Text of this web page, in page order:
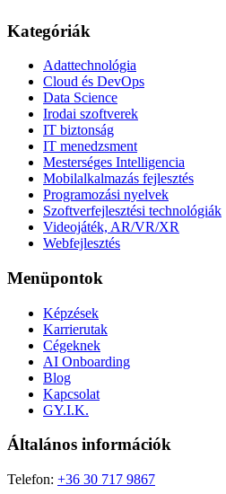
Kategóriák
Adattechnológia
Cloud és DevOps
Data Science
Irodai szoftverek
IT biztonság
IT menedzsment
Mesterséges Intelligencia
Mobilalkalmazás fejlesztés
Programozási nyelvek
Szoftverfejlesztési technológiák
Videojáték, AR/VR/XR
Webfejlesztés
Menüpontok
Képzések
Karrierutak
Cégeknek
AI Onboarding
Blog
Kapcsolat
GY.I.K.
Általános információk
Telefon: +36 30 717 9867